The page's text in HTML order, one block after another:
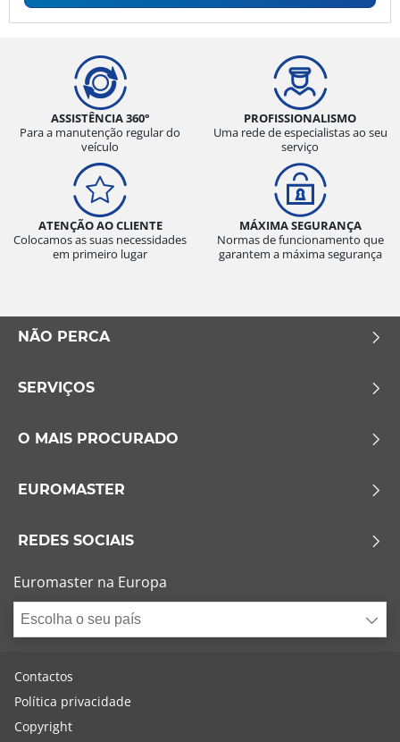
ASSISTÊNCIA 360°
Para a manutenção regular do
veículo
PROFISSIONALISMO
Uma rede de especialistas ao seu
serviço
ATENÇÃO AO CLIENTE
Colocamos as suas necessidades
em primeiro lugar
MÁXIMA SEGURANÇA
Normas de funcionamento que
garantem a máxima segurança
NÃO PERCA
SERVIÇOS
O MAIS PROCURADO
EUROMASTER
REDES SOCIAIS
Euromaster na Europa
Escolha o seu país
Contactos
Política privacidade
Copyright